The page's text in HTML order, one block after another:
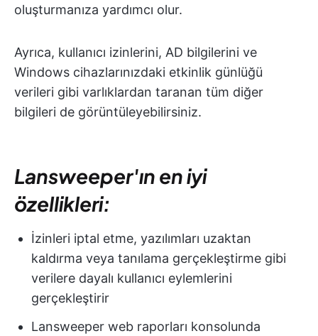
oluşturmanıza yardımcı olur.
Ayrıca, kullanıcı izinlerini, AD bilgilerini ve
Windows cihazlarınızdaki etkinlik günlüğü
verileri gibi varlıklardan taranan tüm diğer
bilgileri de görüntüleyebilirsiniz.
Lansweeper'ın en iyi
özellikleri:
İzinleri iptal etme, yazılımları uzaktan
kaldırma veya tanılama gerçekleştirme gibi
verilere dayalı kullanıcı eylemlerini
gerçekleştirir
Lansweeper web raporları konsolunda